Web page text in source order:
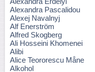
Alexandra Pascalidou
Alexej Navalnyj
Alf Enerström
Alfred Skogberg
Ali Hosseini Khomenei
Alibi
Alice Teororescu Måne
Alkohol